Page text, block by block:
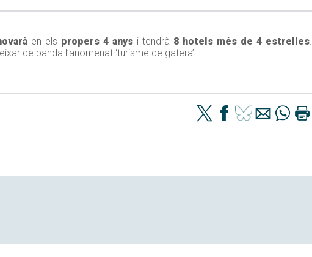
en els propers 4 anysi tendrà 8 hotels més de 4 estrelles.
de banda l’anomenat ‘turisme de gatera’.